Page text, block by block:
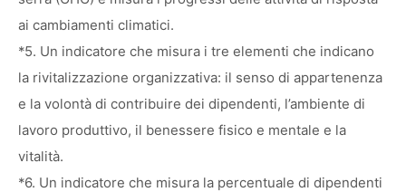
ai cambiamenti climatici.
*5. Un indicatore che misura i tre elementi che indicano
la rivitalizzazione organizzativa: il senso di appartenenza
e la volontà di contribuire dei dipendenti, l’ambiente di
lavoro produttivo, il benessere fisico e mentale e la
vitalità.
*6. Un indicatore che misura la percentuale di dipendenti